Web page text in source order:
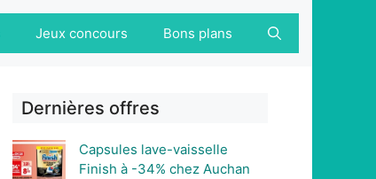
Jeux concours Bons plans
Dernières offres
Capsules lave-vaisselle
Finish à -34% chez Auchan